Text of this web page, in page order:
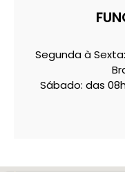
Segunda à
Sábado: das